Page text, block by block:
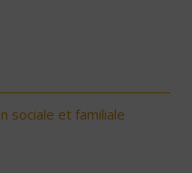
sociale et familiale